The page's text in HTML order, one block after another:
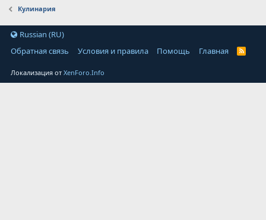
Кулинария
Russian (RU)
Обратная связь
Условия и правила Помощь Главная
Локализация отXenForo.Info